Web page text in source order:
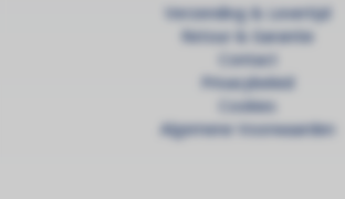
Verzending & Levertijd
Retour & Garantie
Contact
Privacybeleid
Cookies
Algemene Voorwaarden